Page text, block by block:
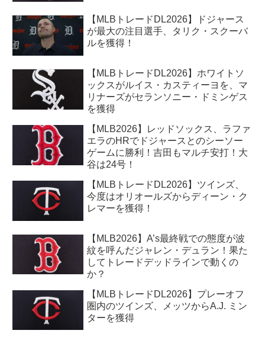
【MLBトレードDL2026】ドジャース
が最大の注目選手、タリク・スクーバ
ルを獲得！
【MLBトレードDL2026】ホワイトソ
ックスがルイス・カスティーヨを、マ
リナーズがセランソニー・ドミンゲス
を獲得
【MLB2026】レッドソックス、ラファ
エラのHRでドジャースとのシーソー
ゲームに勝利！吉田もマルチ安打！大
谷は24号！
【MLBトレードDL2026】ツインズ、
今度はオリオールズからディーン・ク
レマーを獲得！
【MLB2026】A’s最終戦での態度が波
紋を呼んだジャレン・デュラン！果た
してトレードデッドラインで動くの
か？
【MLBトレードDL2026】プレーオフ
圏内のツインズ、メッツからA.J. ミン
ターを獲得